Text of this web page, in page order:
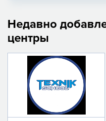
Недавно
центры